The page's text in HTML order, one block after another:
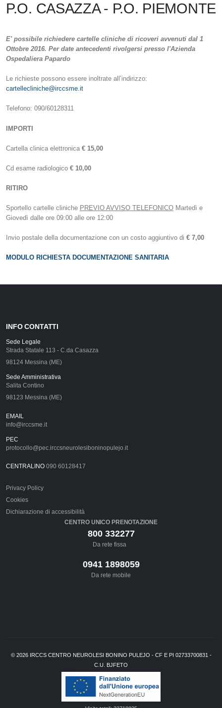
P.O. CASAZZA - P.O. PIEMONTE
E' possibile richiedere cartelle cliniche di ricoveri avvenuti dal 1
Ottobre 2016. Per date antecedenti rivolgersi presso l'Azienda
Ospedaliera Papardo
Le richieste possono essere inoltrate all’indirizzo:
cartellecliniche@irccsme.it
Telefono: 090/60128311
IMPORTI
Cartella clinica elettronica € 15,00
Cd esame radiologico € 10,00
RITIRO
Sportello cartelle cliniche PREVIO AVVISO TELEFONICO Martedì e
Giovedì dalle ore 09:00 alle ore 12:00
Invio postale della documentazione con un costo aggiuntivo di € 7,00
MODULO RICHIESTA DOCUMENTAZIONE SANITARIA
INFO CONTATTI
Sede Legale
Strada Statale 113 - C.da Casazza
98124 Messina (ME)
Sede Amministrativa
Salita Contino
98123 Messina (ME)
EMAIL
info@irccsme.it
PEC
protocollo@pec.irccsneurolesiboninopulejo.it
CENTRALINO 090 60128417
Privacy Policy
Cookies
Dichiarazione di accessibilità
CENTRO UNICO PRENOTAZIONE
800 332277
Da rete fissa
0941 1898059
Da rete mobile
© 2026 IRCCS CENTRO NEUROLESI BONINO PULEJO - CF E PI 02733700831 -
C.U. BJFETO